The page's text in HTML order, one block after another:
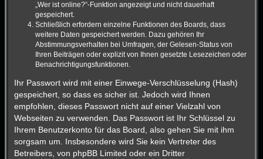
„Wer ist online?“-Funktion angezeigt und nicht dauerhaft
gespeichert.
Schließlich erfordern einzelne Funktionen des Boards, dass
weitere Daten gespeichert werden. Dazu gehören Ihr
Abstimmungsverhalten bei Umfragen, der Gelesen-Status von
Ihren Beiträgen oder explizit von Ihnen gesetzte Lesezeichen oder
Benachrichtigungsfunktionen.
Ihr Passwort wird mit einer Einwege-Verschlüsselung (Hash)
gespeichert, so dass es sicher ist. Jedoch wird Ihnen
empfohlen, dieses Passwort nicht auf einer Vielzahl von
Webseiten zu verwenden. Das Passwort ist Ihr Schlüssel zu
Ihrem Benutzerkonto für das Board, also gehen Sie mit ihm
sorgsam um. Insbesondere wird Sie kein Vertreter des
Betreibers, von phpBB Limited oder ein Dritter